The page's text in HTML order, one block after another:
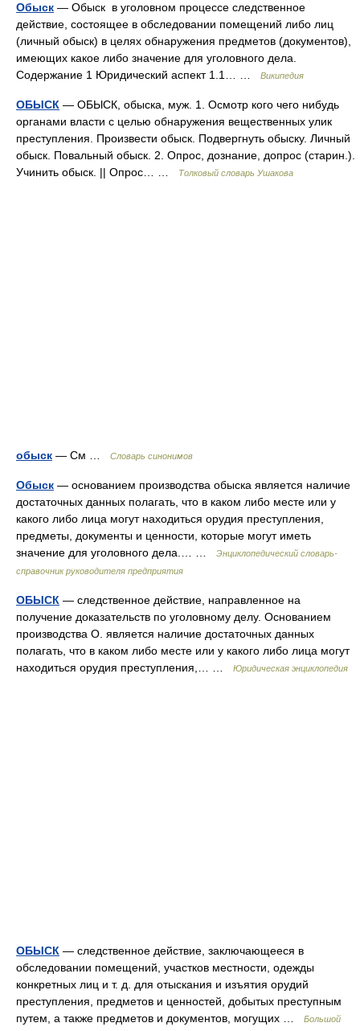
Обыск — Обыск в уголовном процессе следственное
действие, состоящее в обследовании помещений либо лиц
(личный обыск) в целях обнаружения предметов (документов),
имеющих какое либо значение для уголовного дела.
Содержание 1 Юридический аспект 1.1… …
Википедия
ОБЫСК — ОБЫСК, обыска, муж. 1. Осмотр кого чего нибудь
органами власти с целью обнаружения вещественных улик
преступления. Произвести обыск. Подвергнуть обыску. Личный
обыск. Повальный обыск. 2. Опрос, дознание, допрос (старин.).
Учинить обыск. || Опрос… …
Толковый словарь Ушакова
обыск — См … Словарь синонимов
Обыск — основанием производства обыска является наличие
достаточных данных полагать, что в каком либо месте или у
какого либо лица могут находиться орудия преступления,
предметы, документы и ценности, которые могут иметь
значение для уголовного дела.… …
Энциклопедический словарь-
справочник руководителя предприятия
ОБЫСК — следственное действие, направленное на
получение доказательств по уголовному делу. Основанием
производства О. является наличие достаточных данных
полагать, что в каком либо месте или у какого либо лица могут
находиться орудия преступления,… …
Юридическая энциклопедия
ОБЫСК — следственное действие, заключающееся в
обследовании помещений, участков местности, одежды
конкретных лиц и т. д. для отыскания и изъятия орудий
преступления, предметов и ценностей, добытых преступным
путем, а также предметов и документов, могущих …
Большой